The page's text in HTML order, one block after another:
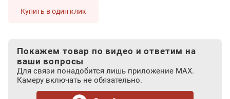
Купить в один клик
Покажем товар по видео и ответим на
ваши вопросы
Для связи понадобится лишь приложение MAX.
Камеру включать не обязательно.